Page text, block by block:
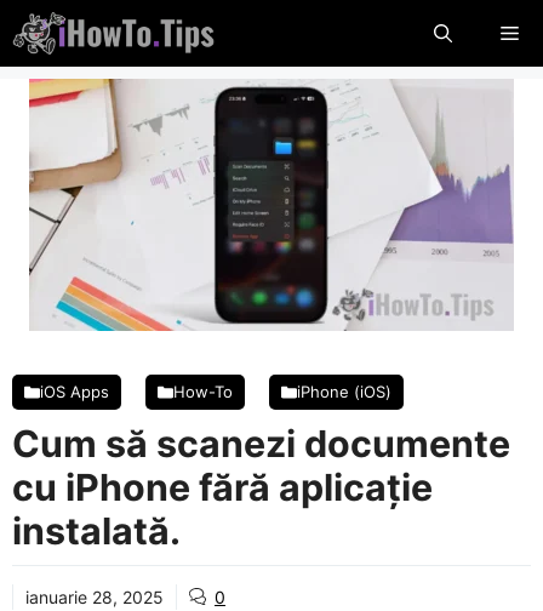
Sari
la
conținut
iOS Apps How-To iPhone (iOS)
Cum să scanezi documente
cu iPhone fără aplicație
instalată.
ianuarie 28, 2025 0